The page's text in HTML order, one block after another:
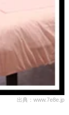
出典：www.7e8e.jp